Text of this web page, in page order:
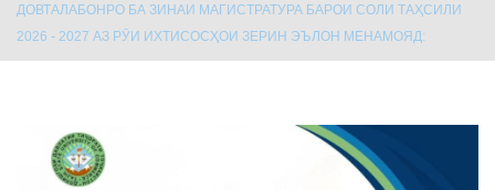
ДОВТАЛАБОНРО БА ЗИНАИ МАГИСТРАТУРА БАРОИ СОЛИ ТАҲСИЛИ
2026 - 2027 АЗ РӮИ ИХТИСОСҲОИ ЗЕРИН ЭЪЛОН МЕНАМОЯД: